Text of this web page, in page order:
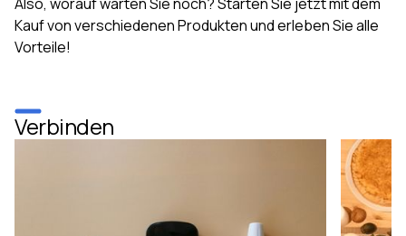
Kauf von verschiedenen Produkten und erleben Sie alle
Vorteile!
Verbinden